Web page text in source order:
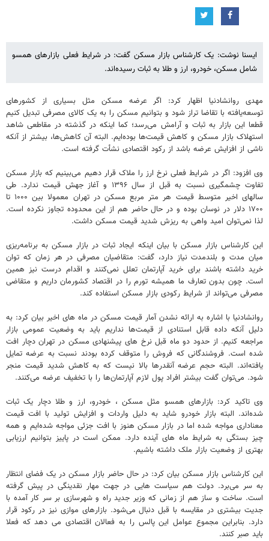
ایسنا نوشت: یک کارشناس بازار مسکن گفت: در شرایط فعلی بازارهای همسو
شامل مسکن، خودرو، ارز و طلا به ثبات رسیده‌اند.
مهدی روانشادنیا اظهار کرد: اگر عرضه مسکن مثل بسیاری از کشورهای
توسعه‌یافته با تقاضا تراز شود و بتوانیم مسکن را به یک کالای مصرفی تبدیل کنیم
قطعا این بازار به ثبات و آرامش می‌رسد؛ کما اینکه در گذشته در مقاطعی شاهد
استهلاک بازار مسکن و کاهش قیمت‌ها بوده‌ایم. البته آن کاهش‌ها، بیشتر از آنکه
ناشی از افزایش عرضه باشد از رکود اقتصادی نشأت گرفته است.
وی افزود: اگر در شرایط فعلی نرخ ارز را ملاک قرار دهیم می‌بینیم که بازار مسکن
تفاوت چشمگیری نسبت به قبل از سال ۱۳۹۶ و آغاز جهش قیمت ندارد. طی
سالهای اخیر متوسط قیمت هر متر مربع مسکن در تهران معمولا بین ۱۰۰۰ تا
۱۷۰۰ دلار در نوسان بوده و در حال حاضر هم از این محدوده تجاوز نکرده است.
لذا نمی‌توان امید واهی به ریزش شدید قیمت مسکن داشت.
این کارشناس بازار مسکن با بیان اینکه ایجاد ثبات در بازار مسکن به برنامه‌ریزی
میان مدت و بلندمدت نیاز دارد، گفت: متقاضیان مصرفی در هر زمان که توان
خرید داشته باشند برای خرید آپارتمان تعلل نمی‌کنند و اقدام درست نیز همین
است. چون بدون تعارف ما همیشه تورم را در اقتصاد کشورمان داریم و متقاضی
مصرفی می‌تواند از شرایط رکودی بازار مسکن استفاده کند.
روانشادنیا با اشاره به ارائه نشدن آمار قیمت مسکن در ماه های اخیر بیان کرد: به
دلیل آنکه داده قابل استنادی از قیمت‌ها نداریم باید به وضعیت عمومی بازار
مراجعه کنیم. از حدود دو ماه قبل نرخ های پیشنهادی مسکن در تهران دچار افت
شده است. فروشندگانی که فروش را متوقف کرده بودند نسبت به عرضه تمایل
یافته‌اند. البته حجم عرضه آنقدرها بالا نیست که به کاهش شدید قیمت منجر
شود. می‌توان گفت بیشتر افراد پول لازم آپارتمان‌ها را با تخفیف عرضه می‌کنند.
وی تاکید کرد: بازارهای همسو مثل مسکن ، خودرو، ارز و طلا دچار یک ثبات
شده‌اند. البته بازار خودرو شاید به دلیل واردات و افزایش تولید با افت قیمت
معناداری مواجه شده اما در بازار مسکن هنوز با افت جزئی مواجه شده‌ایم و همه
چیز بستگی به شرایط ماه های آینده دارد. ممکن است در پاییز بتوانیم ارزیابی
بهتری از وضعیت بازار ملک داشته باشیم.
این کارشناس بازار مسکن بیان کرد: در حال حاضر بازار مسکن در یک فضای انتظار
به سر می‌برد. دولت هم سیاست هایی در جهت مهار نقدینگی در پیش گرفته
است. ساخت و ساز هم از زمانی که وزیر جدید راه و شهرسازی بر سر کار آمده با
جدیت بیشتری در مقایسه با قبل دنبال می‌شود. بازارهای موازی نیز در رکود قرار
دارد. بنابراین مجموع عوامل این پالس را به فعالان اقتصادی می دهد که فعلا
باید صبر کنند.